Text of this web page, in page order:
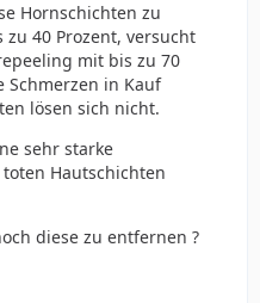
Hornschichten zu
40 Prozent, versucht
mit bis zu 70
Schmerzen in Kauf
lösen sich nicht.
sehr starke
Hautschichten
diese zu entfernen ?